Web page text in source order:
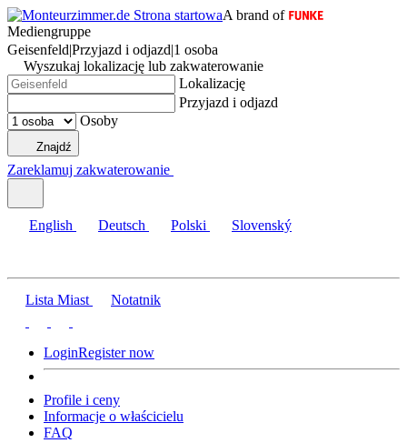
A brand of
Mediengruppe
Geisenfeld|Przyjazd i odjazd|1 osoba
Wyszukaj lokalizację lub zakwaterowanie
Lokalizację
Przyjazd i odjazd
Osoby
Znajdź
Zareklamuj zakwaterowanie
English Deutsch Polski Slovenský
Lista Miast Notatnik
LoginRegister now
Profile i ceny
Informacje o właścicielu
FAQ